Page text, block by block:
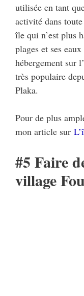
utilisée en tant
activité dans
île qui n’est plus
plages et ses
hébergement sur
très populaire
Plaka.
Pour de plus
mon article sur
#5 Faire
village